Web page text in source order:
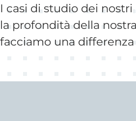
I casi di studio dei
la profondità della
facciamo una